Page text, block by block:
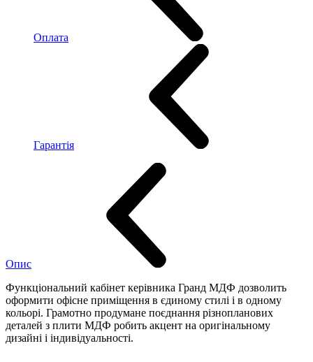
Оплата
Гарантія
Опис
Функціональний кабінет керівника Гранд МДФ дозволить
оформити офісне приміщення в єдиному стилі і в одному
кольорі. Грамотно продумане поєднання різнопланових
деталей з плити МДФ робить акцент на оригінальному
дизайні і індивідуальності.